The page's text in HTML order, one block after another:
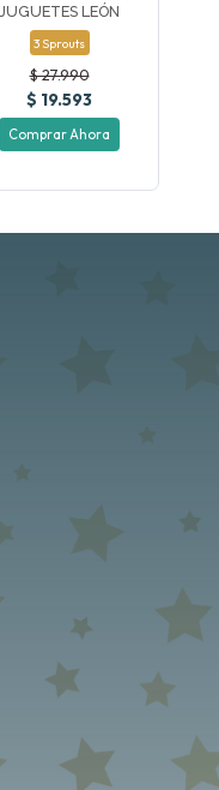
JUGUETES LEÓN
3 Sprouts
$ 27.990
$ 19.593
Comprar Ahora